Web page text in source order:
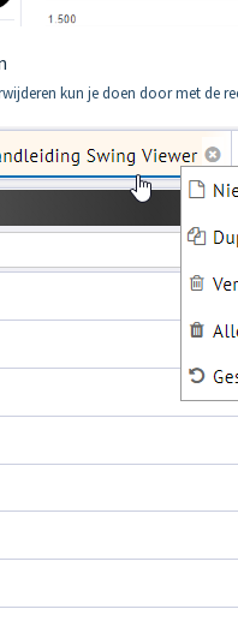
kun je doen door met de